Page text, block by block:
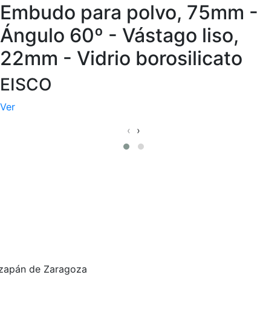
Embudo para polvo, 75mm -
Ángulo 60º - Vástago liso,
22mm - Vidrio borosilicato
EISCO
Ver
‹ ›
de Zaragoza